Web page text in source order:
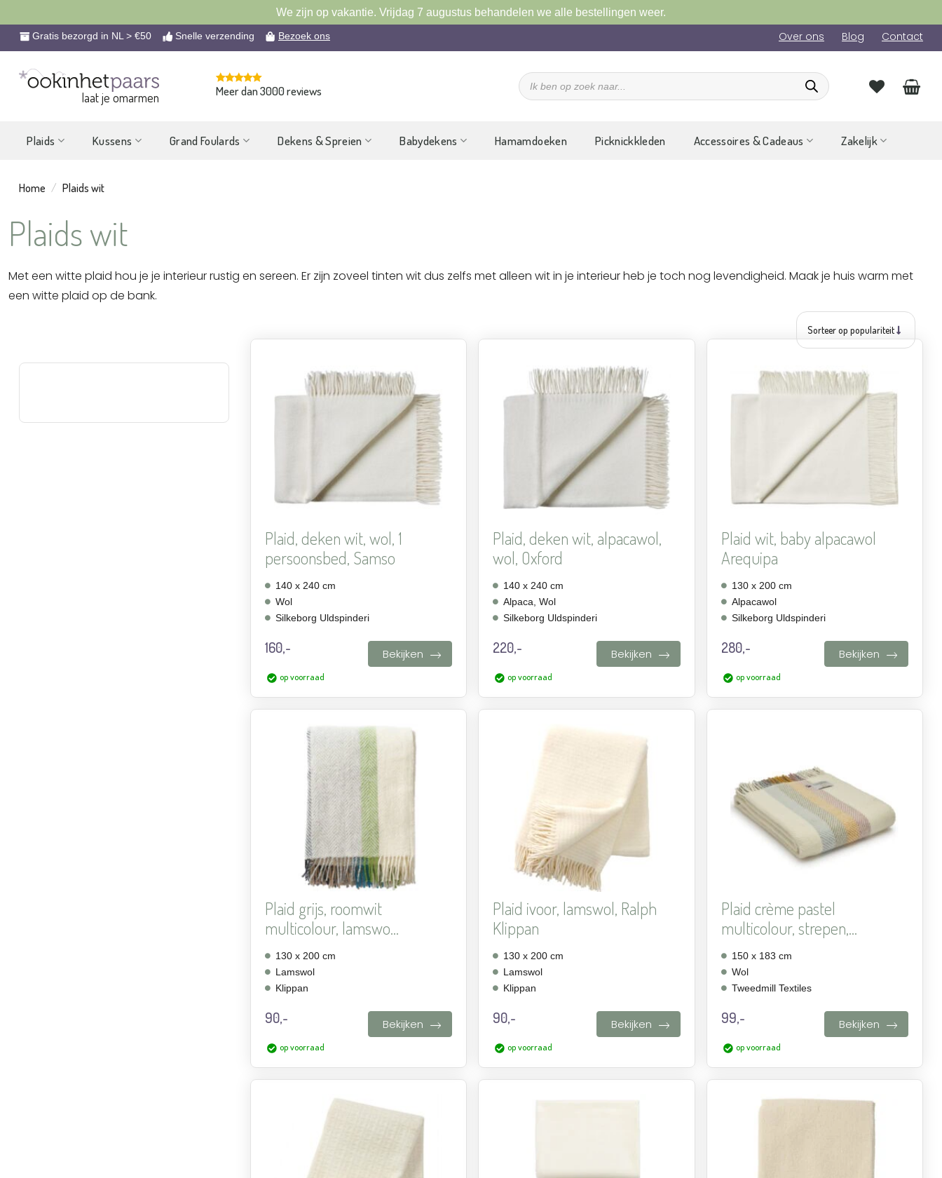
We zijn op vakantie. Vrijdag 7 augustus behandelen we alle bestellingen weer.
naar
inhoud
Gratis bezorgd in NL > €50 Snelle verzending Bezoek ons Over ons Blog Contact
laat je omarmen Meer dan 3000 reviews
Producten
zoeken
Plaids Kussens Grand Foulards Dekens & Spreien Babydekens Hamamdoeken Picknickkleden Accessoires & Cadeaus Zakelijk
Home / Plaids wit
Plaids wit
Met een witte plaid hou je je interieur rustig en sereen. Er zijn zoveel tinten wit dus zelfs met alleen wit in je interieur heb je toch nog levendigheid. Maak je huis warm met
een witte plaid op de bank.
verlanglijst
toevoegen
Plaid, deken wit, wol, 1
persoonsbed, Samso
140 x 240 cm
Wol
Silkeborg Uldspinderi
160,- Bekijken
op voorraad
verlanglijst
toevoegen
Plaid, deken wit, alpacawol,
wol, Oxford
140 x 240 cm
Alpaca, Wol
Silkeborg Uldspinderi
220,- Bekijken
op voorraad
verlanglijst
toevoegen
Plaid wit, baby alpacawol
Arequipa
130 x 200 cm
Alpacawol
Silkeborg Uldspinderi
280,- Bekijken
op voorraad
Plaid grijs, roomwit
multicolour, lamswo...
130 x 200 cm
Lamswol
Klippan
90,- Bekijken
op voorraad
Plaid ivoor, lamswol, Ralph
Klippan
130 x 200 cm
Lamswol
Klippan
90,- Bekijken
op voorraad
Plaid crème pastel
multicolour, strepen,...
150 x 183 cm
Wol
Tweedmill Textiles
99,- Bekijken
op voorraad
toevoegen